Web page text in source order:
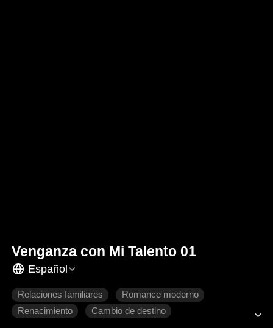
Venganza con Mi Talento 01
Español
Relaciones familiares
Romance moderno
Renacimiento
Cambio de destino